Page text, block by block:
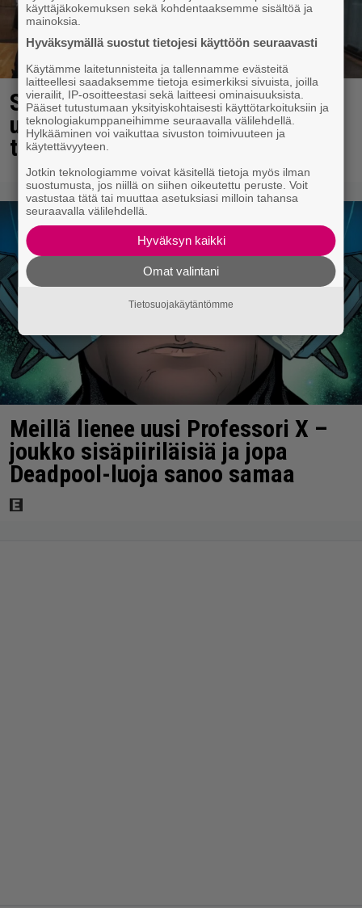
Sara ja Mikko Parikka etsivät
uutta kotia – ”Seuraavaan kotiin
tämmöinen”
Meillä lienee uusi Professori X –
joukko sisäpiiriläisiä ja jopa
Deadpool-luoja sanoo samaa
käyttäjäkokemuksen sekä kohdentaaksemme sisältöä ja
mainoksia.
Hyväksymällä suostut tietojesi käyttöön seuraavasti
Käytämme laitetunnisteita ja tallennamme evästeitä
laitteellesi saadaksemme tietoja esimerkiksi sivuista, joilla
vierailit, IP-osoitteestasi sekä laitteesi ominaisuuksista.
Pääset tutustumaan yksityiskohtaisesti käyttötarkoituksiin ja
teknologiakumppaneihimme seuraavalla välilehdellä.
Hylkääminen voi vaikuttaa sivuston toimivuuteen ja
käytettävyyteen.
Jotkin teknologiamme voivat käsitellä tietoja myös ilman
suostumusta, jos niillä on siihen oikeutettu peruste. Voit
vastustaa tätä tai muuttaa asetuksiasi milloin tahansa
seuraavalla välilehdellä.
Hyväksyn kaikki
Omat valintani
Tietosuojakäytäntömme